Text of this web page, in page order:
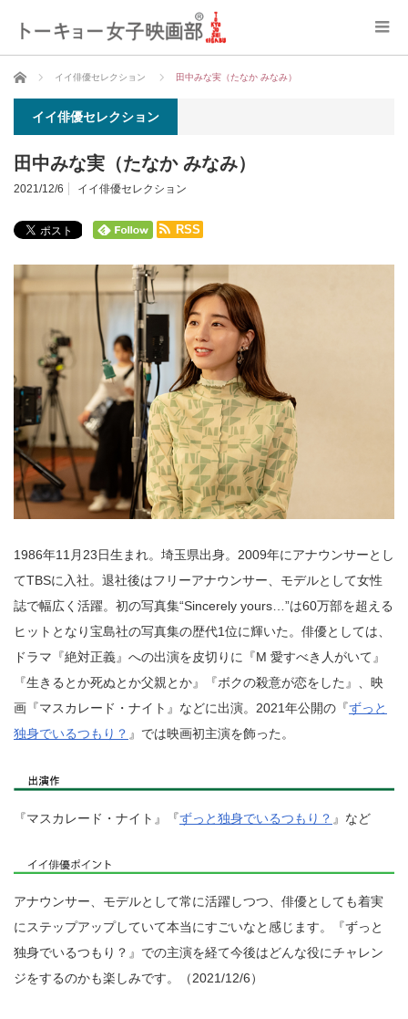
ホーム イイ俳優セレクション 田中みな実（たなか みなみ）
イイ俳優セレクション
田中みな実（たなか みなみ）
2021/12/6 イイ俳優セレクション
RSS
1986年11月23日生まれ。埼玉県出身。2009年にアナウンサーとし
てTBSに入社。退社後はフリーアナウンサー、モデルとして女性
誌で幅広く活躍。初の写真集“Sincerely yours…”は60万部を超える
ヒットとなり宝島社の写真集の歴代1位に輝いた。俳優としては、
ドラマ『絶対正義』への出演を皮切りに『M 愛すべき人がいて』
『生きるとか死ぬとか父親とか』『ボクの殺意が恋をした』、映
画『マスカレード・ナイト』などに出演。2021年公開の『ずっと
独身でいるつもり？ 』では映画初主演を飾った。
『マスカレード・ナイト』『ずっと独身でいるつもり？ 』など
アナウンサー、モデルとして常に活躍しつつ、俳優としても着実
にステップアップしていて本当にすごいなと感じます。『ずっと
独身でいるつもり？』での主演を経て今後はどんな役にチャレン
ジをするのかも楽しみです。（2021/12/6）